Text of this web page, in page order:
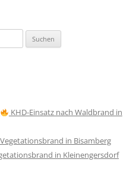
KHD-Einsatz nach Waldbrand in
in Bisamberg
in Kleinengersdorf